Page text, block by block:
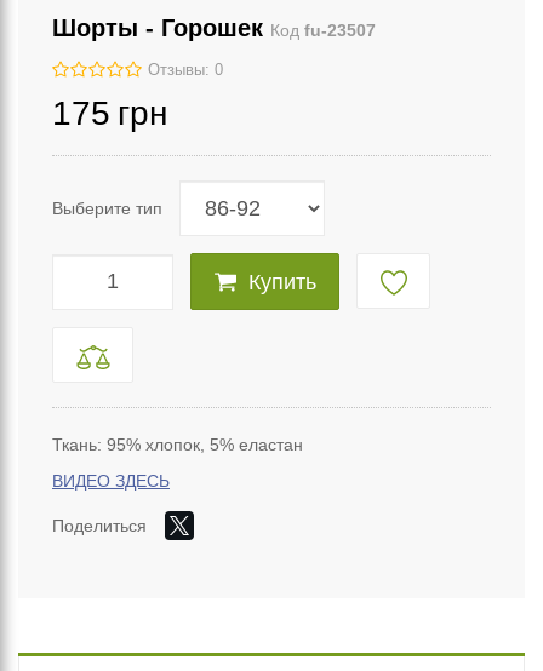
Шорты - Горошек Код fu-23507
Отзывы: 0
175 грн
Выберите тип
Купить
Ткань: 95% хлопок, 5% еластан
ВИДЕО ЗДЕСЬ
Поделиться